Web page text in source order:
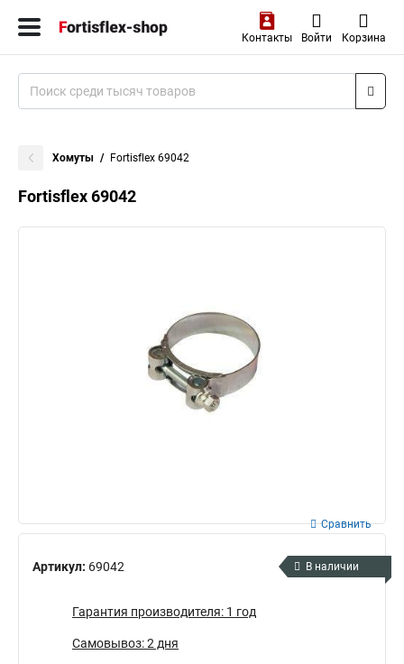
Контакты Войти Корзина
Хомуты Fortisflex 69042
Fortisflex 69042
Артикул: 69042
Сравнить
В наличии
Гарантия производителя: 1 год
Самовывоз: 2 дня